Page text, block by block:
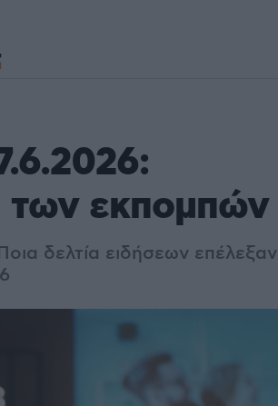
των εκπομπών
δελτία ειδήσεων επέλεξαν